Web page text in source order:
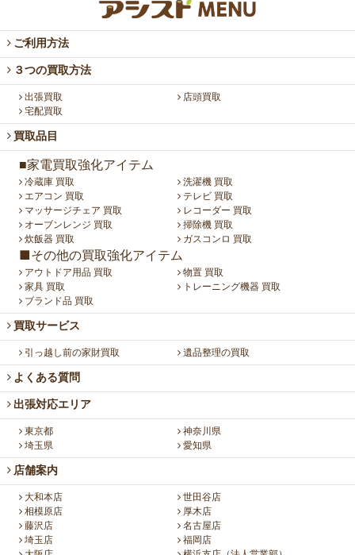
ご利用方法
３つの買取方法
出張買取
店頭買取
宅配買取
買取品目
■家電買取強化アイテム
冷蔵庫 買取
洗濯機 買取
エアコン 買取
テレビ 買取
マッサージチェア 買取
レコーダー 買取
オーブンレンジ 買取
掃除機 買取
炊飯器 買取
ガスコンロ 買取
■その他の買取強化アイテム
アウトドア用品 買取
物置 買取
家具 買取
トレーニング機器 買取
ブランド品 買取
買取サービス
引っ越し前の家財買取 遺品整理の買取
よくある質問
出張対応エリア
東京都
神奈川県
埼玉県
愛知県
店舗案内
大和本店
世田谷店
相模原店
厚木店
藤沢店
名古屋店
埼玉店
福岡店